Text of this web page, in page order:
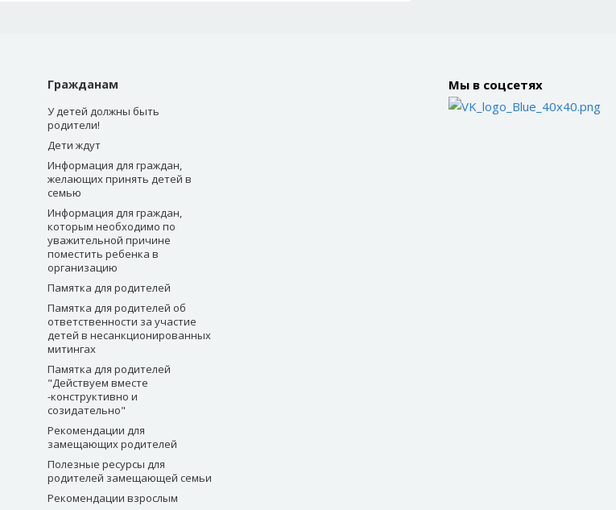
Гражданам
У детей должны быть
родители!
Дети ждут
Информация для граждан,
желающих принять детей в
семью
Информация для граждан,
которым необходимо по
уважительной причине
поместить ребенка в
организацию
Памятка для родителей
Памятка для родителей об
ответственности за участие
детей в несанкционированных
митингах
Памятка для родителей
"Действуем вместе
-конструктивно и
созидательно"
Рекомендации для
замещающих родителей
Полезные ресурсы для
родителей замещающей семьи
Рекомендации взрослым
Мы в соцсетях